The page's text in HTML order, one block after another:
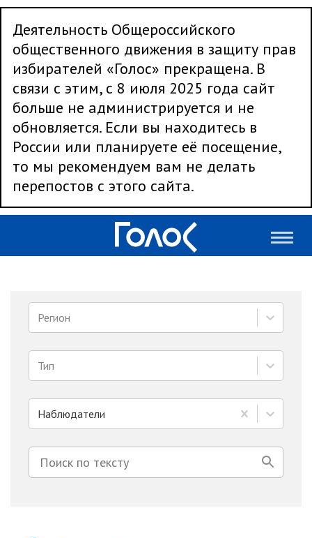
Деятельность Общероссийского
общественного движения в защиту прав
избирателей «Голос» прекращена. В
связи с этим, с 8 июля 2025 года сайт
больше не администрируется и не
обновляется. Если вы находитесь в
России или планируете её посещение,
то мы рекомендуем вам не делать
перепостов с этого сайта.
Регион
Тип
Наблюдатели